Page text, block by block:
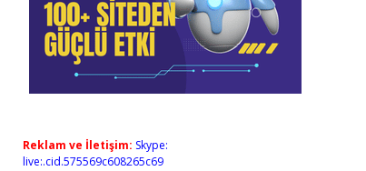
Reklam ve İletişim: Skype:
live:.cid.575569c608265c69